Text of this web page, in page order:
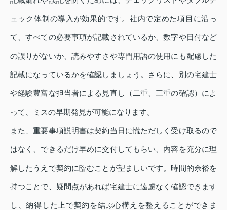
ェック体制の導入が効果的です。社内で定めた項目に沿っ
て、すべての必要事項が記載されているか、数字や日付など
の誤りがないか、読みやすさや専門用語の使用にも配慮した
記載になっているかを確認しましょう。さらに、別の宅建士
や経験豊富な担当者による見直し（二重、三重の確認）によ
って、ミスの早期発見が可能になります。
また、重要事項説明書は契約当日に慌ただしく受け取るので
はなく、できるだけ早めに交付してもらい、内容を充分に理
解したうえで契約に臨むことが望ましいです。時間的余裕を
持つことで、疑問点があれば宅建士に遠慮なく確認できます
し、納得した上で契約を結ぶ心構えを整えることができま